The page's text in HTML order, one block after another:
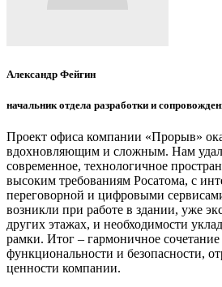
Александр Фейгин
начальник отдела разработки и
Проект офиса компании «Прорыв»
вдохновляющим и сложным. Нам
современное, технологичное
высоким требованиям Росатома, с
переговорной и цифровыми
возникли при работе в здании, уже
других этажах, и необходимости
рамки. Итог – гармоничное
функциональности и безопасности,
ценности компании.